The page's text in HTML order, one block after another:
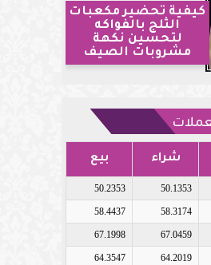
كيفية تحضير مكعبات
الثلج بالفواكه
لتحسين نكهة
مشروبات الصيف
شراء بيع
50.1353
50.2353
58.3174
58.4437
67.0459
67.1998
64.2019
64.3547